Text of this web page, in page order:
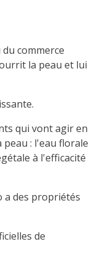
commerce
la peau et lui
qui vont agir en
: l'eau florale
à l'efficacité
a des propriétés
de